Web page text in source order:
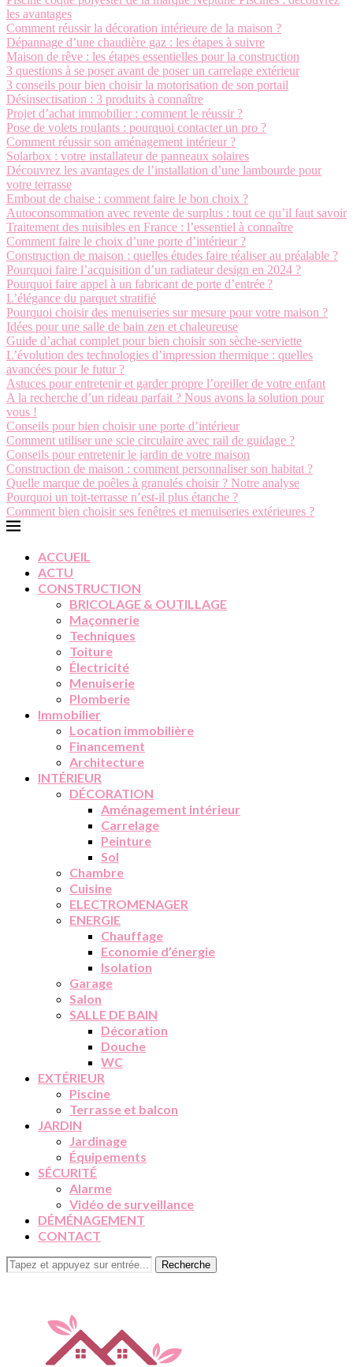
les avantages
Comment réussir la décoration intérieure de la maison ?
Dépannage d’une chaudière gaz : les étapes à suivre
Maison de rêve : les étapes essentielles pour la construction
3 questions à se poser avant de poser un carrelage extérieur
3 conseils pour bien choisir la motorisation de son portail
Désinsectisation : 3 produits à connaître
Projet d’achat immobilier : comment le réussir ?
Pose de volets roulants : pourquoi contacter un pro ?
Comment réussir son aménagement intérieur ?
Solarbox : votre installateur de panneaux solaires
Découvrez les avantages de l’installation d’une lambourde pour
votre terrasse
Embout de chaise : comment faire le bon choix ?
Autoconsommation avec revente de surplus : tout ce qu’il faut savoir
Traitement des nuisibles en France : l’essentiel à connaître
Comment faire le choix d’une porte d’intérieur ?
Construction de maison : quelles études faire réaliser au préalable ?
Pourquoi faire l’acquisition d’un radiateur design en 2024 ?
Pourquoi faire appel à un fabricant de porte d’entrée ?
L’élégance du parquet stratifié
Pourquoi choisir des menuiseries sur mesure pour votre maison ?
Idées pour une salle de bain zen et chaleureuse
Guide d’achat complet pour bien choisir son sèche-serviette
L’évolution des technologies d’impression thermique : quelles
avancées pour le futur ?
Astuces pour entretenir et garder propre l’oreiller de votre enfant
A la recherche d’un rideau parfait ? Nous avons la solution pour
vous !
Conseils pour bien choisir une porte d’intérieur
Comment utiliser une scie circulaire avec rail de guidage ?
Conseils pour entretenir le jardin de votre maison
Construction de maison : comment personnaliser son habitat ?
Quelle marque de poêles à granulés choisir ? Notre analyse
Pourquoi un toit-terrasse n’est-il plus étanche ?
Comment bien choisir ses fenêtres et menuiseries extérieures ?
ACCUEIL
ACTU
CONSTRUCTION
BRICOLAGE & OUTILLAGE
Maçonnerie
Techniques
Toiture
Électricité
Menuiserie
Plomberie
Immobilier
Location immobilière
Financement
Architecture
INTÉRIEUR
DÉCORATION
Aménagement intérieur
Carrelage
Peinture
Sol
Chambre
Cuisine
ELECTROMENAGER
ENERGIE
Chauffage
Economie d’énergie
Isolation
Garage
Salon
SALLE DE BAIN
Décoration
Douche
WC
EXTÉRIEUR
Piscine
Terrasse et balcon
JARDIN
Jardinage
Équipements
SÉCURITÉ
Alarme
Vidéo de surveillance
DÉMÉNAGEMENT
CONTACT
Recherche